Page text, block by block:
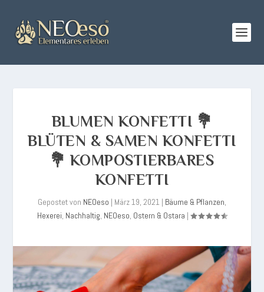
BLUMEN KONFETTI 💐
BLÜTEN & SAMEN KONFETTI
💐 KOMPOSTIERBARES
KONFETTI
Gepostet von NEOeso | März 19, 2021 | Bäume & Pflanzen,
Hexerei, Nachhaltig, NEOeso, Ostern & Ostara |